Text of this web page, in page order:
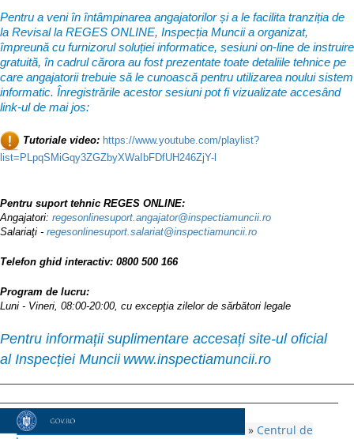
Pentru a veni în întâmpinarea angajatorilor și a le facilita tranziția de
la Revisal la REGES ONLINE, Inspecția Muncii a organizat,
împreună cu furnizorul soluției informatice, sesiuni on-line de instruire
gratuită, în cadrul cărora au fost prezentate toate detaliile tehnice pe
care angajatorii trebuie să le cunoască pentru utilizarea noului sistem
informatic. Înregistrările acestor sesiuni pot fi vizualizate accesând
link-ul de mai jos:
Tutoriale video: https://www.youtube.com/playlist?
list=PLpqSMiGqy3ZGZbyXWaIbFDfUH246ZjY-l
Pentru suport tehnic REGES ONLINE:
Angajatori: regesonlinesuport.angajator@inspectiamuncii.ro
Salariaţi - regesonlinesuport.salariat@inspectiamuncii.ro
Telefon ghid interactiv: 0800 500 166
Program de lucru:
Luni - Vineri, 08:00-20:00, cu excepţia zilelor de sărbători legale
Pentru informații suplimentare accesați site-ul oficial
al Inspecției Muncii www.inspectiamuncii.ro
» Centrul de